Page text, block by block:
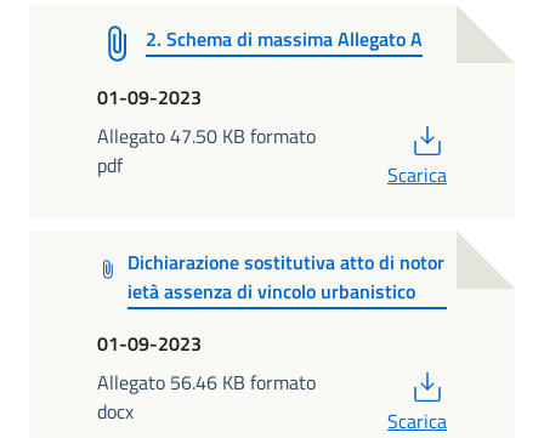
2. Schema di massima Allegato A
01-09-2023
Allegato 47.50 KB formato
pdf
Scarica
Dichiarazione sostitutiva atto di notor
ietà assenza di vincolo urbanistico
01-09-2023
Allegato 56.46 KB formato
docx
Scarica